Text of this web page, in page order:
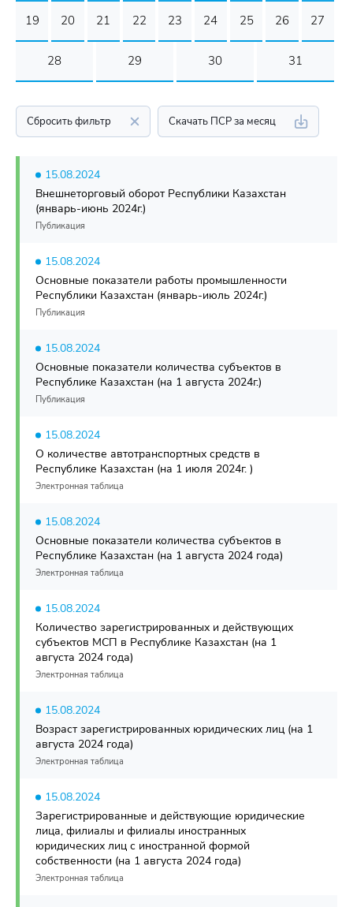
19 20 21 22 23 24 25 26 27
28 29 30 31
Сбросить фильтр Скачать ПСР за месяц
15.08.2024
Внешнеторговый оборот Республики Казахстан
(январь-июнь 2024г.)
Публикация
15.08.2024
Основные показатели работы промышленности
Республики Казахстан (январь-июль 2024г.)
Публикация
15.08.2024
Основные показатели количества субъектов в
Республике Казахстан (на 1 августа 2024г.)
Публикация
15.08.2024
О количестве автотранспортных средств в
Республике Казахстан (на 1 июля 2024г. )
Электронная таблица
15.08.2024
Основные показатели количества субъектов в
Республике Казахстан (на 1 августа 2024 года)
Электронная таблица
15.08.2024
Количество зарегистрированных и действующих
субъектов МСП в Республике Казахстан (на 1
августа 2024 года)
Электронная таблица
15.08.2024
Возраст зарегистрированных юридических лиц (на 1
августа 2024 года)
Электронная таблица
15.08.2024
Зарегистрированные и действующие юридические
лица, филиалы и филиалы иностранных
юридических лиц с иностранной формой
собственности (на 1 августа 2024 года)
Электронная таблица